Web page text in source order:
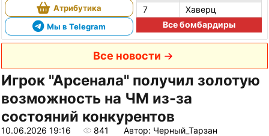
Атрибутика
Мы в Telegram
7
Хаверц
Все бомбардиры
Все новости
Игрок "Арсенала" получил золотую
возможность на ЧМ из-за
состояний конкурентов
10.06.2026 19:16 841 Автор: Черный_Тарзан